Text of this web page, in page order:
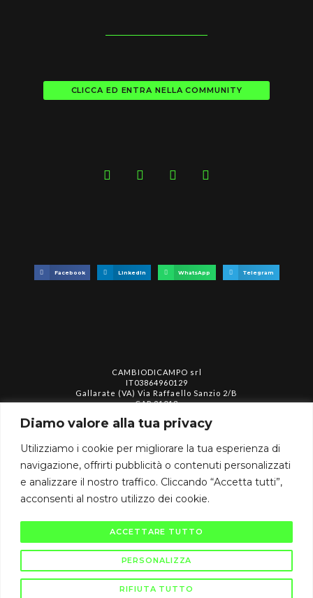
Diamo valore alla tua privacy
Utilizziamo i cookie per migliorare la tua esperienza di
navigazione, offrirti pubblicità o contenuti personalizzati
e analizzare il nostro traffico. Cliccando “Accetta tutti”,
acconsenti al nostro utilizzo dei cookie.
PERSONALIZZA
RIFIUTA TUTTO
ACCETTARE TUTTO
CLICCA ED ENTRA NELLA COMMUNITY
Facebook LinkedIn WhatsApp Telegram
CAMBIODICAMPO srl
IT03864960129
Gallarate (VA) Via Raffaello Sanzio 2/B
CAP 21013
assistenza@cambiodicampo.com
Termini e condizioni